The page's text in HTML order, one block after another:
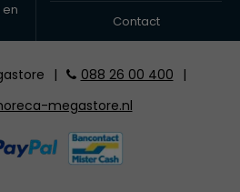
Contact
| 088 26 00 400
|
megastore.nl